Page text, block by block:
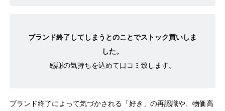
ブランド終了してしまうとのことでストック買いしま
した。
感謝の気持ちを込めて口コミ致します。
ブランド終了によって気づかされる「好き」の再認識や、物価高